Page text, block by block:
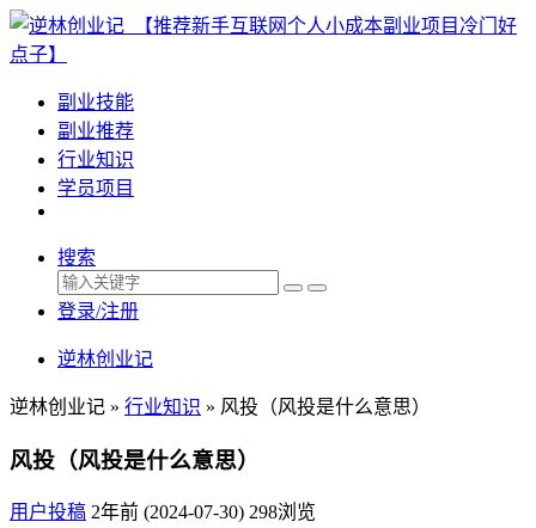
副业技能
副业推荐
行业知识
学员项目
搜索
登录/注册
逆林创业记
逆林创业记 » 行业知识 » 风投（风投是什么意思）
风投（风投是什么意思）
用户投稿 2年前 (2024-07-30) 298浏览